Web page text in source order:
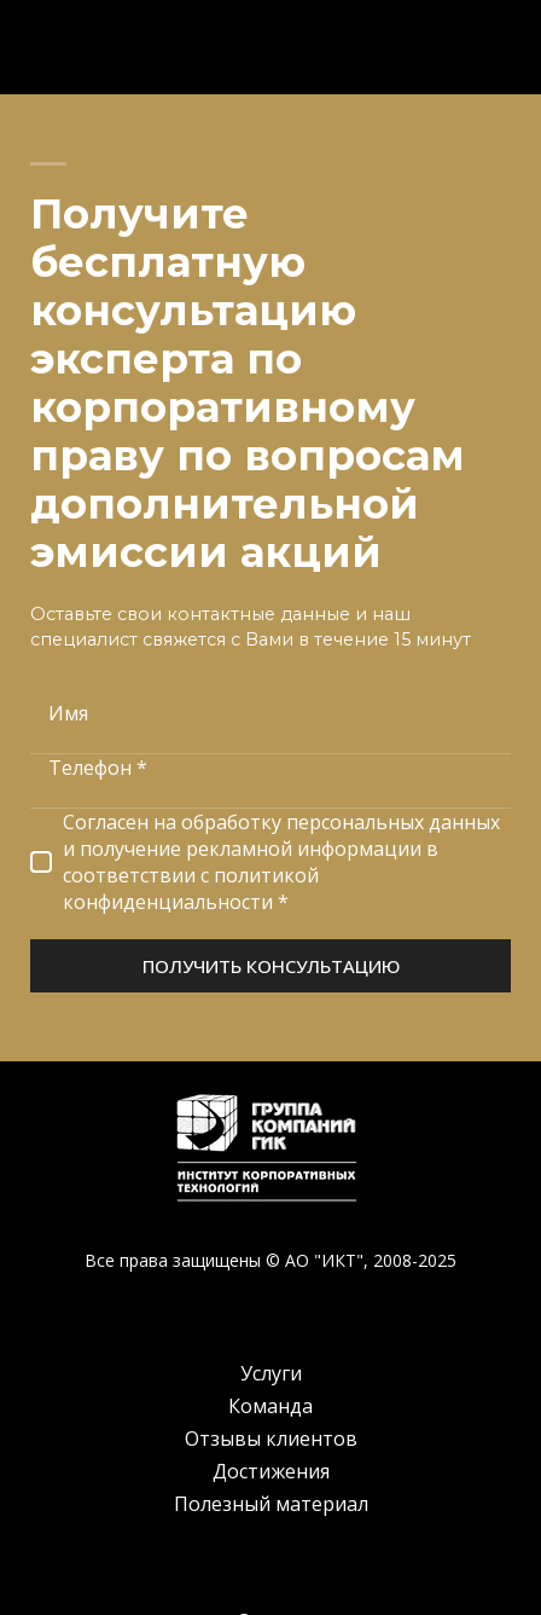
Получите
бесплатную
консультацию
эксперта по
корпоративному
праву по вопросам
дополнительной
эмиссии акций
Оставьте свои контактные данные и наш
специалист свяжется с Вами в течение 15 минут
Имя
Телефон *
Согласен на обработку персональных данных
и получение рекламной информации в
соответствии с политикой
конфиденциальности *
ПОЛУЧИТЬ КОНСУЛЬТАЦИЮ
Все права защищены © АО "ИКТ", 2008-2025
Услуги
Команда
Отзывы клиентов
Достижения
Полезный материал